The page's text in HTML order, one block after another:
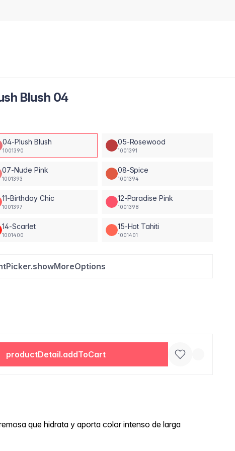
Blush 04
04-Plush Blush
1001390
05-Rosewood
1001391
07-Nude Pink
1001393
08-Spice
1001394
11-Birthday Chic
1001397
12-Paradise Pink
1001398
14-Scarlet
1001400
15-Hot Tahiti
1001401
productDetail.addToCart
que hidrata y aporta color intenso de larga